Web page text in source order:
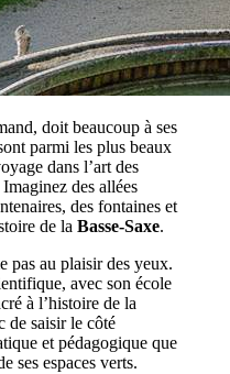
doit beaucoup à ses
parmi les plus beaux
dans l’art des
des allées
des fontaines et
de la Basse-Saxe.
pas au plaisir des yeux.
avec son école
à l’histoire de la
de saisir le côté
et pédagogique que
ses espaces verts.